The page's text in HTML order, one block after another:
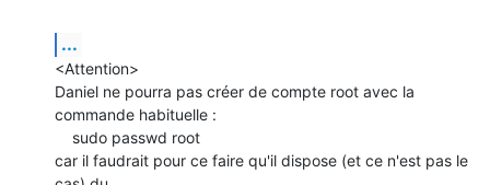
...
<Attention>
Daniel ne pourra pas créer de compte root avec la
commande habituelle :
car il faudrait pour ce faire qu'il dispose (et ce n'est pas le